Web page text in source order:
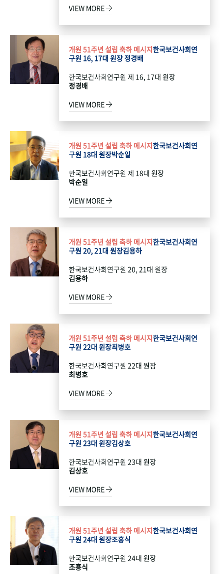
VIEW MORE
개원 51주년 설립 축하 메시지한국보건사회연
구원 16, 17대 원장 정경배
한국보건사회연구원 제 16, 17대 원장
정경배
VIEW MORE
개원 51주년 설립 축하 메시지한국보건사회연
구원 18대 원장박순일
한국보건사회연구원 제 18대 원장
박순일
VIEW MORE
개원 51주년 설립 축하 메시지한국보건사회연
구원 20, 21대 원장김용하
한국보건사회연구원 20, 21대 원장
김용하
VIEW MORE
개원 51주년 설립 축하 메시지한국보건사회연
구원 22대 원장최병호
한국보건사회연구원 22대 원장
최병호
VIEW MORE
개원 51주년 설립 축하 메시지한국보건사회연
구원 23대 원장김상호
한국보건사회연구원 23대 원장
김상호
VIEW MORE
개원 51주년 설립 축하 메시지한국보건사회연
구원 24대 원장조흥식
한국보건사회연구원 24대 원장
조흥식